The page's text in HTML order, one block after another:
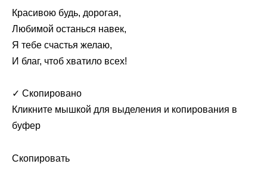
Красивою будь, дорогая,
Любимой останься навек,
Я тебе счастья желаю,
И благ, чтоб хватило всех!
✓ Скопировано
Кликните мышкой для выделения и копирования в
буфер
Скопировать